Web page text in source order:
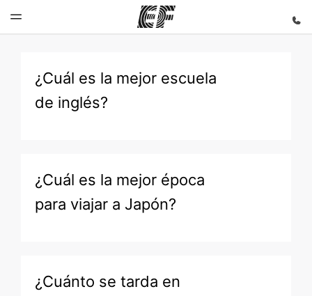
Inicio Programas
¿Cuál es la mejor escuela
de inglés?
¿Cuál es la mejor época
para viajar a Japón?
¿Cuánto se tarda en